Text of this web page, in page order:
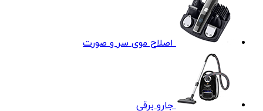
اصلاح موی سر و صورت
جارو برقی